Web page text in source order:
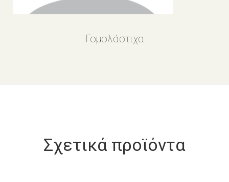
Γομολάστιχα
Σχετικά προϊόντα